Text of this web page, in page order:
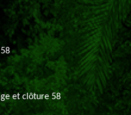
et clôture 58